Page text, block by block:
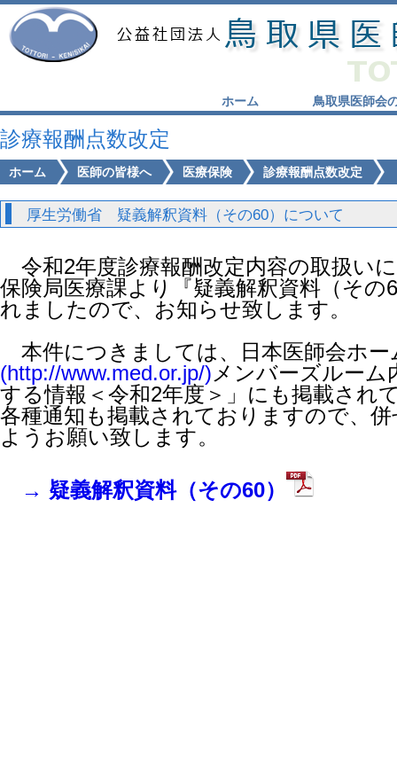
ホーム 鳥取県医師会
診療報酬点数改定
ホーム 医師の皆様へ 医療保険 診療報酬点数改定
厚生労働省 疑義解釈資料（その60）について
令和2年度診療報酬改定内容の取扱い
保険局医療課より『疑義解釈資料（そ
れましたので、お知らせ致します。
本件につきましては、日本医師会ホー
(http://www.med.or.jp/) メンバーズルーム
する情報＜令和2年度＞」にも掲載され
各種通知も掲載されておりますので、
ようお願い致します。
→ 疑義解釈資料（その60）